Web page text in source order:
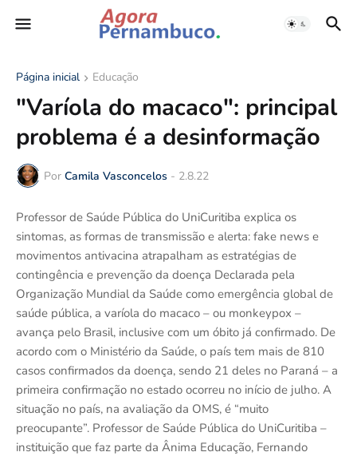
Página inicial Educação
"Varíola do macaco": principal
problema é a desinformação
Por Camila Vasconcelos - 2.8.22
Professor de Saúde Pública do UniCuritiba explica os
sintomas, as formas de transmissão e alerta: fake news e
movimentos antivacina atrapalham as estratégias de
contingência e prevenção da doença Declarada pela
Organização Mundial da Saúde como emergência global de
saúde pública, a varíola do macaco – ou monkeypox –
avança pelo Brasil, inclusive com um óbito já confirmado. De
acordo com o Ministério da Saúde, o país tem mais de 810
casos confirmados da doença, sendo 21 deles no Paraná – a
primeira confirmação no estado ocorreu no início de julho. A
situação no país, na avaliação da OMS, é “muito
preocupante”. Professor de Saúde Pública do UniCuritiba –
instituição que faz parte da Ânima Educação, Fernando